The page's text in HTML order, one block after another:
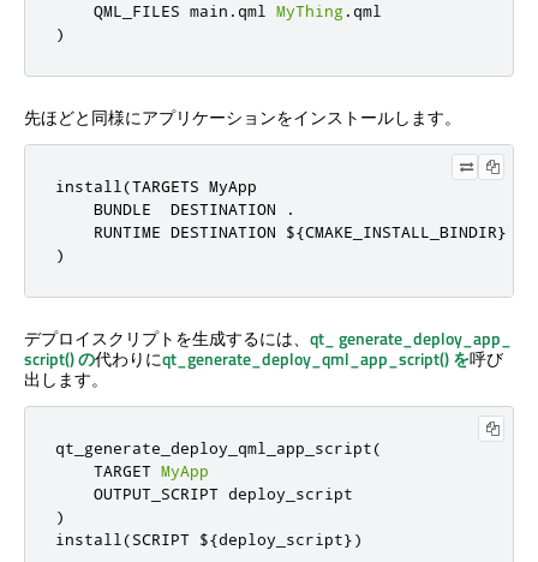
    QML_FILES main
. qml MyThing.
)
先ほどと同様にアプリケーションをインストールします。
install(TARGETS MyApp
    BUNDLE  DESTINATION .
    RUNTIME DESTINATION ${CMAKE_INSTALL_BINDIR}
)
デプロイスクリプトを生成するには、 qt_ generate_deploy_app_
script() の代わりにqt_generate_deploy_qml_app_script() を呼び
出します。
qt_generate_deploy_qml_app_script(
    TARGET
MyApp
)
install (SCRIPT ${deploy_script})